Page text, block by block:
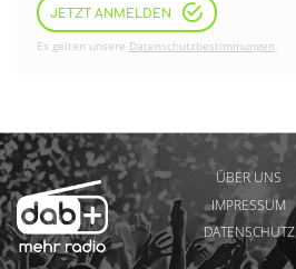
JETZT ANMELDEN
Es gelten unsere Datenschutzbestimmungen.
ÜBER UNS
IMPRESSUM
DATENSCHUTZ